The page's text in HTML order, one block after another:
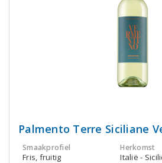
Palmento Terre Siciliane
Smaakprofiel
Fris, fruitig
Herkomst
Italië -